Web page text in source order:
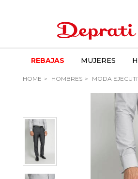
REBAJAS MUJERES
HOME HOMBRES MODA